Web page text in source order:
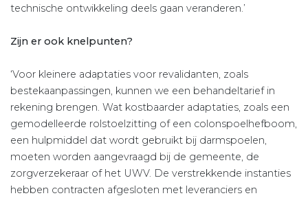
technische ontwikkeling deels gaan veranderen.’
Zijn er ook knelpunten?
‘Voor kleinere adaptaties voor revalidanten, zoals
bestekaanpassingen, kunnen we een behandeltarief in
rekening brengen. Wat kostbaarder adaptaties, zoals een
gemodelleerde rolstoelzitting of een colonspoelhefboom,
een hulpmiddel dat wordt gebruikt bij darmspoelen,
moeten worden aangevraagd bij de gemeente, de
zorgverzekeraar of het UWV. De verstrekkende instanties
hebben contracten afgesloten met leveranciers en